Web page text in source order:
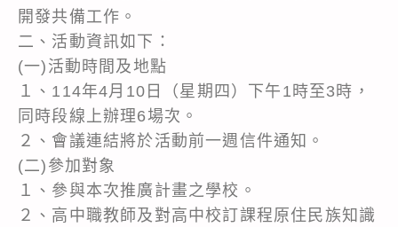
開發共備工作。
二、活動資訊如下：
(一)活動時間及地點
１、114年4月10日（星期四）下午1時至3時，
同時段線上辦理6場次。
２、會議連結將於活動前一週信件通知。
(二)參加對象
１、參與本次推廣計畫之學校。
２、高中職教師及對高中校訂課程原住民族知識